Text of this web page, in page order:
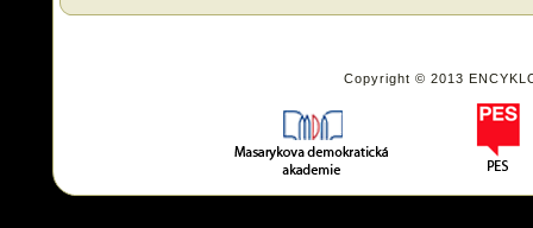
Copyright © 2013